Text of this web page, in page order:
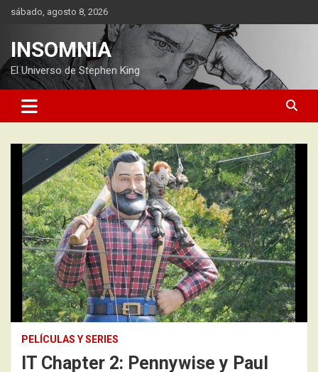
Saltarsábado, agosto 8, 2026
INSOMNIA
El Universo de Stephen King
PELÍCULAS Y SERIES
IT Chapter 2: Pennywise y Paul